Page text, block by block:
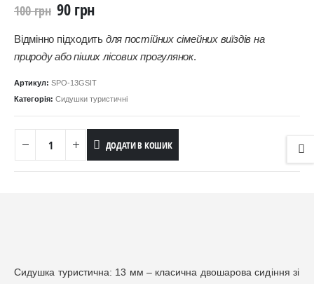
100грн 90грн
Відмінно підходить для постійних сімейних виїздів на
природу або піших лісових прогулянок.
Артикул: SPO-13GSIT
Категорія: Сидушки туристичні
ДОДАТИ В КОШИК
Сидушка туристична: 13 мм – класична двошарова сидіння зі